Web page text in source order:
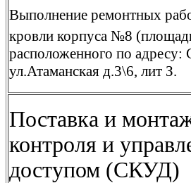
Выполнение ремонтных
кровли корпуса №8
расположенного по адресу:
ул.Атаманская д.3\6, лит З.
Поставка и
контроля и
доступом (СКУД)